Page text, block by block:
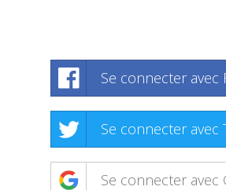
Se connecter avec
Se connecter avec
Se connecter avec